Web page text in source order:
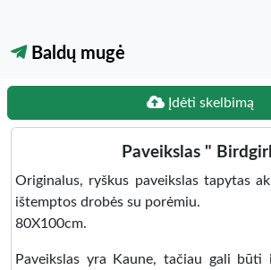
Baldų mugė
Įdėti skelbimą
Paveikslas "
Originalus, ryškus paveikslas tapytas
ištemptos drobės su porėmiu.
80X100cm.
Paveikslas yra Kaune, tačiau gali